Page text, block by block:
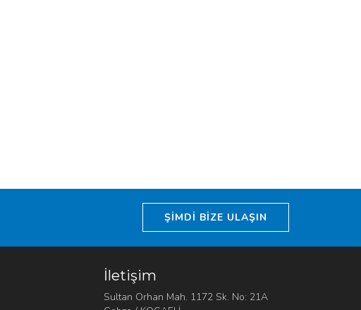
ŞİMDİ BİZE ULAŞIN
İletişim
Sultan Orhan Mah. 1172 Sk. No: 21A